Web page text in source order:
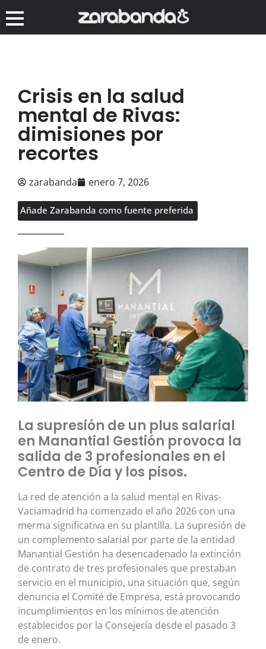
Crisis en la salud
mental de Rivas:
dimisiones por
recortes
zarabanda enero 7, 2026
Añade Zarabanda como fuente preferida
La supresión de un plus salarial
en Manantial Gestión provoca la
salida de 3 profesionales en el
Centro de Día y los pisos.
La red de atención a la salud mental en Rivas-
Vaciamadrid ha comenzado el año 2026 con una
merma significativa en su plantilla. La supresión de
un complemento salarial por parte de la entidad
Manantial Gestión ha desencadenado la extinción
de contrato de tres profesionales que prestaban
servicio en el municipio, una situación que, según
denuncia el Comité de Empresa, está provocando
incumplimientos en los mínimos de atención
establecidos por la Consejería desde el pasado 3
de enero.